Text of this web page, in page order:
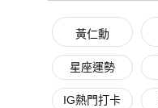
黃仁勳
星座運勢
IG熱門打卡